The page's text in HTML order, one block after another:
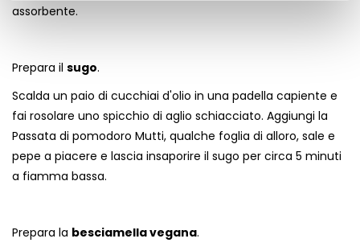
assorbente.
Prepara il sugo.
Scalda un paio di cucchiai d'olio in una padella capiente e
fai rosolare uno spicchio di aglio schiacciato. Aggiungi la
Passata di pomodoro Mutti, qualche foglia di alloro, sale e
pepe a piacere e lascia insaporire il sugo per circa 5 minuti
a fiamma bassa.
Prepara la besciamella vegana.